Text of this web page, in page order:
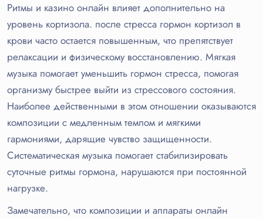
Ритмы и казино онлайн влияет дополнительно на
уровень кортизола. после стресса гормон кортизол в
крови часто остается повышенным, что препятствует
релаксации и физическому восстановлению. Мягкая
музыка помогает уменьшить гормон стресса, помогая
организму быстрее выйти из стрессового состояния.
Наиболее действенными в этом отношении оказываются
композиции с медленным темпом и мягкими
гармониями, дарящие чувство защищенности.
Систематическая музыка помогает стабилизировать
суточные ритмы гормона, нарушаются при постоянной
нагрузке.
Замечательно, что композиции и аппараты онлайн